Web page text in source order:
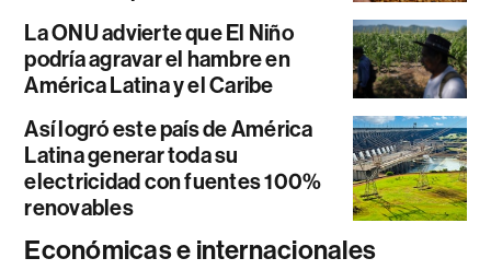
La ONU advierte que El Niño
podría agravar el hambre en
América Latina y el Caribe
Así logró este país de América
Latina generar toda su
electricidad con fuentes 100%
renovables
Económicas e internacionales